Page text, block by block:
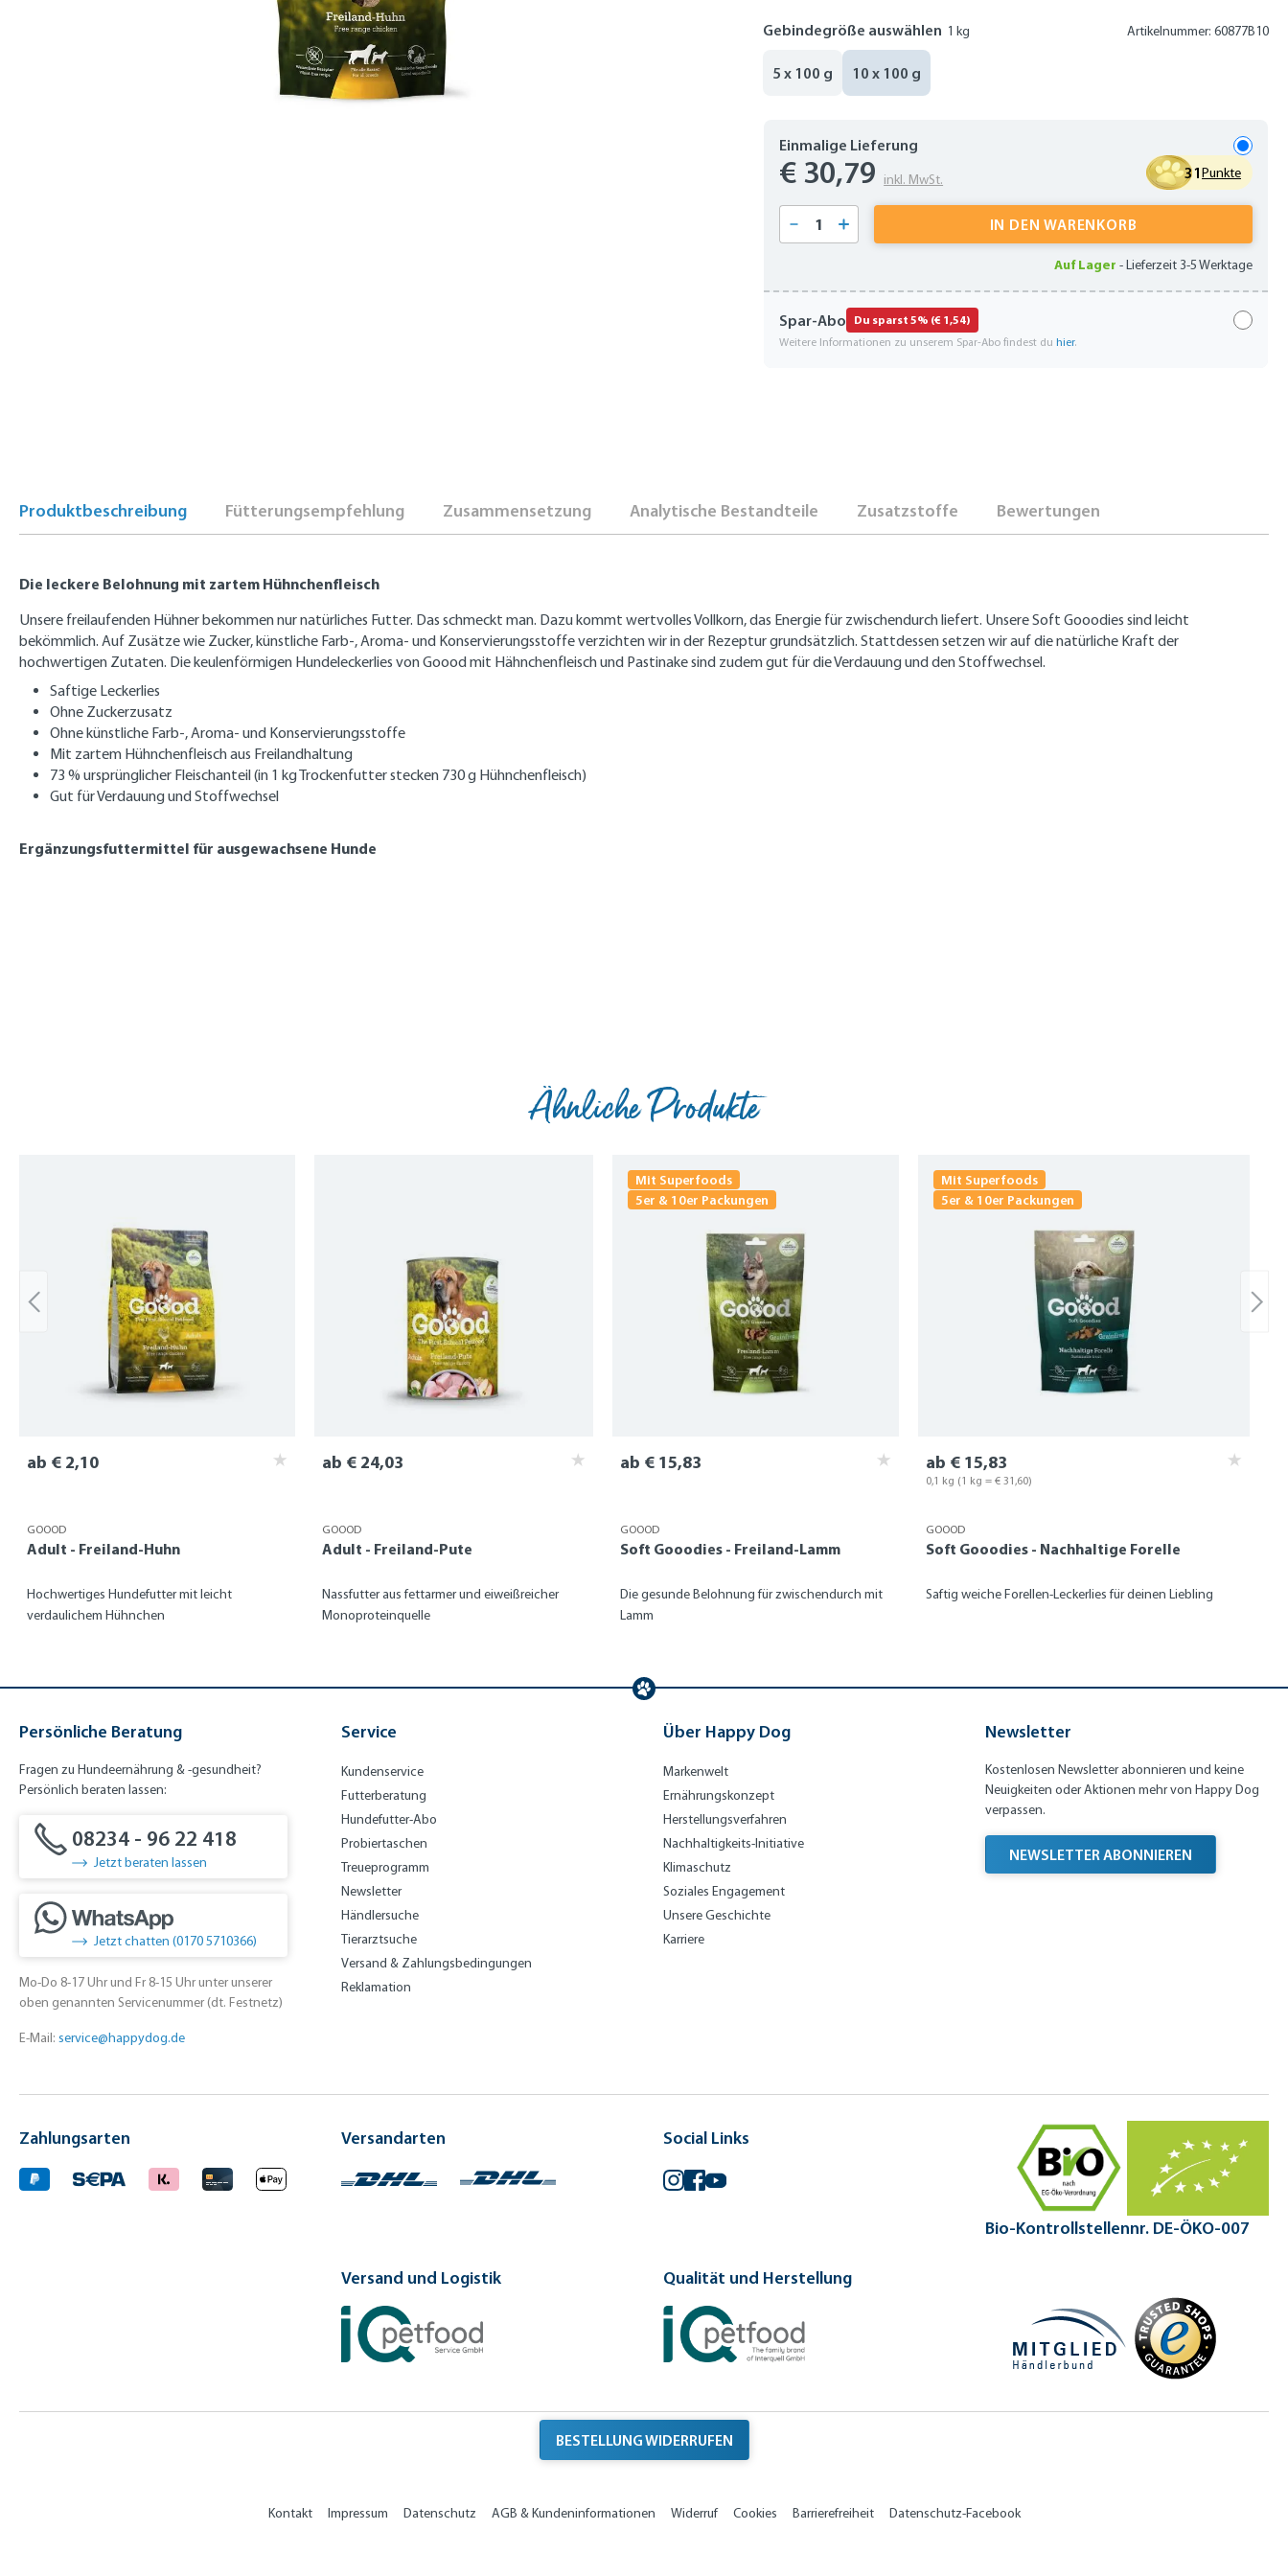
Gebindegröße auswählen 1 kg Artikelnummer: 60877B10
5 x 100 g 10 x 100 g
Einmalige Lieferung
€ 30,79 inkl. MwSt. 31Punkte
Produkt Anzahl: Gib den gewünschten Wert ein
IN DEN WARENKORB
Auf Lager -Lieferzeit 3-5 Werktage
Spar-Abo Du sparst 5% (€ 1,54)
Weitere Informationen zu unserem Spar-Abo findest duhier.
Produktbeschreibung Fütterungsempfehlung Zusammensetzung Analytische Bestandteile Zusatzstoffe Bewertungen
Die leckere Belohnung mit zartem Hühnchenfleisch
Unsere freilaufenden Hühner bekommen nur natürliches Futter. Das schmeckt man. Dazu kommt wertvolles Vollkorn, das Energie für zwischendurch liefert. Unsere Soft Gooodies sind leicht
bekömmlich. Auf Zusätze wie Zucker, künstliche Farb-, Aroma- und Konservierungsstoffe verzichten wir in der Rezeptur grundsätzlich. Stattdessen setzen wir auf die natürliche Kraft der
hochwertigen Zutaten. Die keulenförmigen Hundeleckerlies von Goood mit Hähnchenfleisch und Pastinake sind zudem gut für die Verdauung und den Stoffwechsel.
Saftige Leckerlies
Ohne Zuckerzusatz
Ohne künstliche Farb-, Aroma- und Konservierungsstoffe
Mit zartem Hühnchenfleisch aus Freilandhaltung
73 % ursprünglicher Fleischanteil (in 1 kg Trockenfutter stecken 730 g Hühnchenfleisch)
Gut für Verdauung und Stoffwechsel
Ergänzungsfuttermittel für ausgewachsene Hunde
Ähnliche Produkte
GOOOD
Adult - Freiland-Huhn
Hochwertiges Hundefutter mit leicht
verdaulichem Hühnchen
ab € 2,10
GOOOD
Adult - Freiland-Pute
Nassfutter aus fettarmer und eiweißreicher
Monoproteinquelle
ab € 24,03
Mit Superfoods
5er & 10er Packungen
GOOOD
Soft Gooodies - Freiland-Lamm
Die gesunde Belohnung für zwischendurch mit
Lamm
ab € 15,83
Mit Superfoods
5er & 10er Packungen
GOOOD
Soft Gooodies - Nachhaltige Forelle
Saftig weiche Forellen-Leckerlies für deinen Liebling
ab € 15,83
0,1 kg (1 kg = € 31,60)
Persönliche Beratung
Fragen zu Hundeernährung & -gesundheit?
Persönlich beraten lassen:
08234 - 96 22 418
Jetzt beraten lassen
Jetzt chatten (0170 5710366)
Mo-Do 8-17 Uhr und Fr 8-15 Uhr unter unserer
oben genannten Servicenummer (dt. Festnetz)
E-Mail: service@happydog.de
Service
Kundenservice
Futterberatung
Hundefutter-Abo
Probiertaschen
Treueprogramm
Newsletter
Händlersuche
Tierarztsuche
Versand & Zahlungsbedingungen
Reklamation
Über Happy Dog
Markenwelt
Ernährungskonzept
Herstellungsverfahren
Nachhaltigkeits-Initiative
Klimaschutz
Soziales Engagement
Unsere Geschichte
Karriere
Newsletter
Kostenlosen Newsletter abonnieren und keine
Neuigkeiten oder Aktionen mehr von Happy Dog
verpassen.
NEWSLETTER ABONNIEREN
Zahlungsarten Versandarten Social Links
Instagram
Facebook
YouTube
Bio-Kontrollstellennr. DE-ÖKO-007
Versand und Logistik Qualität und Herstellung
BESTELLUNG WIDERRUFEN
Kontakt Impressum Datenschutz AGB & Kundeninformationen Widerruf Cookies Barrierefreiheit Datenschutz-Facebook